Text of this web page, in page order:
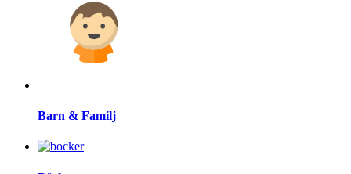
Barn & Familj